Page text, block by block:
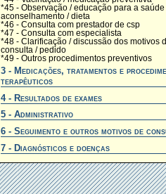
*45 - Observação / educação para a saúde
aconselhamento / dieta
*46 - Consulta com prestador de csp
*47 - Consulta com especialista
*48 - Clarificação / discussão dos motivos
consulta / pedido
*49 - Outros procedimentos preventivos
3 - Medicações, tratamentos e
terapêuticos
4 - Resultados de exames
5 - Administrativo
6 - Seguimento e outros motivos de
7 - Diagnósticos e doenças